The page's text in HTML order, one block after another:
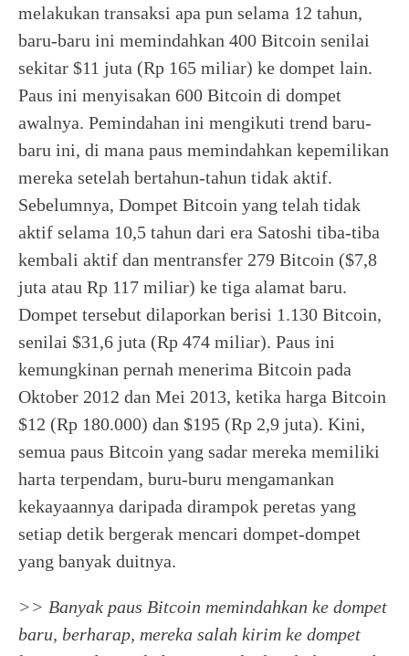
melakukan transaksi apa pun selama 12 tahun,
baru-baru ini memindahkan 400 Bitcoin senilai
sekitar $11 juta (Rp 165 miliar) ke dompet lain.
Paus ini menyisakan 600 Bitcoin di dompet
awalnya. Pemindahan ini mengikuti trend baru-
baru ini, di mana paus memindahkan kepemilikan
mereka setelah bertahun-tahun tidak aktif.
Sebelumnya, Dompet Bitcoin yang telah tidak
aktif selama 10,5 tahun dari era Satoshi tiba-tiba
kembali aktif dan mentransfer 279 Bitcoin ($7,8
juta atau Rp 117 miliar) ke tiga alamat baru.
Dompet tersebut dilaporkan berisi 1.130 Bitcoin,
senilai $31,6 juta (Rp 474 miliar). Paus ini
kemungkinan pernah menerima Bitcoin pada
Oktober 2012 dan Mei 2013, ketika harga Bitcoin
$12 (Rp 180.000) dan $195 (Rp 2,9 juta). Kini,
semua paus Bitcoin yang sadar mereka memiliki
harta terpendam, buru-buru mengamankan
kekayaannya daripada dirampok peretas yang
setiap detik bergerak mencari dompet-dompet
yang banyak duitnya.
>> Banyak paus Bitcoin memindahkan ke dompet
baru, berharap, mereka salah kirim ke dompet